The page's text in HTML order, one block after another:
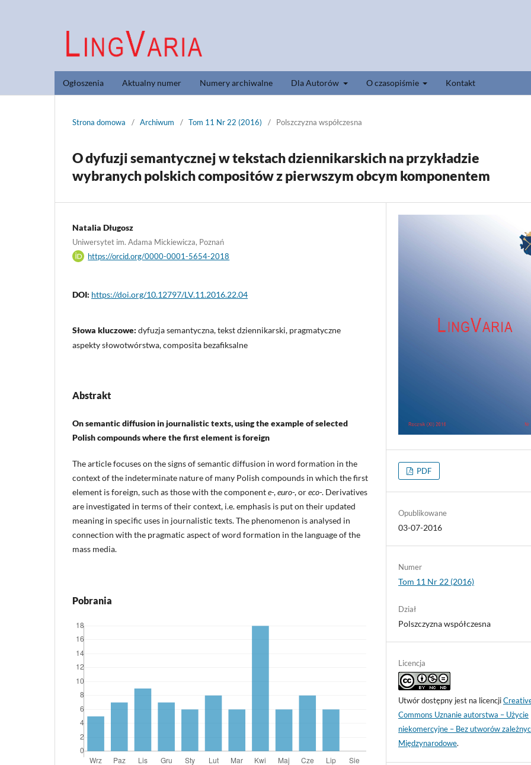
Ogłoszenia Aktualny numer Numery archiwalne Dla Autorów O czasopiśmie Kontakt
Strona domowa / Archiwum / Tom 11 Nr 22 (2016) / Polszczyzna współczesna
O dyfuzji semantycznej w tekstach dziennikarskich na przykładzie
wybranych polskich compositów z pierwszym obcym komponentem
Natalia Długosz
Uniwersytet im. Adama Mickiewicza, Poznań
https://orcid.org/0000-0001-5654-2018
DOI: https://doi.org/10.12797/LV.11.2016.22.04
Słowa kluczowe: dyfuzja semantyczna, tekst dziennikarski, pragmatyczne
aspekty słowotwórstwa, composita bezafiksalne
Abstrakt
On semantic diffusion in journalistic texts, using the example of selected
Polish compounds where the first element is foreign
The article focuses on the signs of semantic diffusion in word formation in the
context of the indeterminate nature of many Polish compounds in which the first
element is foreign, such as those with the componente-,euro-, oreco-. Derivatives
are investigated in terms of their context, i.e. emphasis is put on their updated
meaning in specific uses in journalistic texts. The phenomenon is analysed in
connection with the pragmatic aspect of word formation in the language of the
mass media.
Pobrania
PDF
Opublikowane
03-07-2016
Numer
Tom 11 Nr 22 (2016)
Dział
Polszczyzna współczesna
Licencja
Utwór dostępny jest na licencji
Commons Uznanie autorstwa – Użycie
niekomercyjne – Bez utworów
Międzynarodowe.